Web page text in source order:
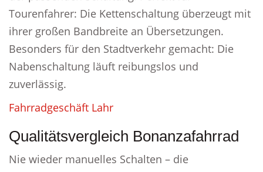
Tourenfahrer: Die Kettenschaltung überzeugt mit
ihrer großen Bandbreite an Übersetzungen.
Besonders für den Stadtverkehr gemacht: Die
Nabenschaltung läuft reibungslos und
zuverlässig.
Fahrradgeschäft Lahr
Qualitätsvergleich Bonanzafahrrad
Nie wieder manuelles Schalten – die